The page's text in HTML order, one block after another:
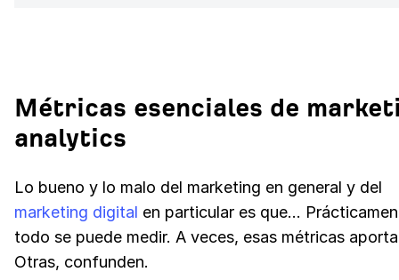
Métricas esenciales de
analytics
Lo bueno y lo malo del marketing en general y del
marketing digital en particular es que…
todo se puede medir. A veces, esas métricas
Otras, confunden.